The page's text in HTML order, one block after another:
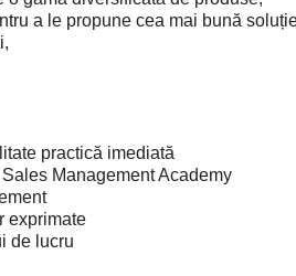
a le propune cea mai bună
practică imediată
Management Academy
exprimate
de lucru